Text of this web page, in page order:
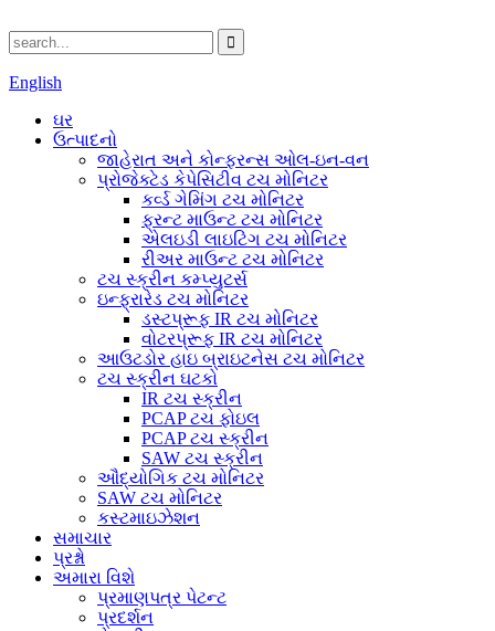
English
ઘર
ઉત્પાદનો
જાહેરાત અને કોન્ફરન્સ ઓલ-ઇન-વન
પ્રોજેક્ટેડ કેપેસિટીવ ટચ મોનિટર
કર્વ્ડ ગેમિંગ ટચ મોનિટર
ફ્રન્ટ માઉન્ટ ટચ મોનિટર
એલઇડી લાઇટિંગ ટચ મોનિટર
રીઅર માઉન્ટ ટચ મોનિટર
ટચ સ્ક્રીન કમ્પ્યુટર્સ
ઇન્ફ્રારેડ ટચ મોનિટર
ડસ્ટપ્રૂફ IR ટચ મોનિટર
વોટરપ્રૂફ IR ટચ મોનિટર
આઉટડોર હાઇ બ્રાઇટનેસ ટચ મોનિટર
ટચ સ્ક્રીન ઘટકો
IR ટચ સ્ક્રીન
PCAP ટચ ફોઇલ
PCAP ટચ સ્ક્રીન
SAW ટચ સ્ક્રીન
ઔદ્યોગિક ટચ મોનિટર
SAW ટચ મોનિટર
કસ્ટમાઇઝેશન
સમાચાર
પ્રશ્નો
અમારા વિશે
પ્રમાણપત્ર પેટન્ટ
પ્રદર્શન